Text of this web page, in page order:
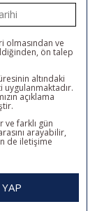
olmasından ve
ön talep
altındaki
açıklama
ve farklı gün
arayabilir,
de iletişime